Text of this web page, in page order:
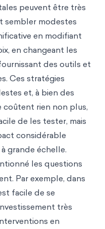
peuvent être très
sembler modestes
en modifiant
en changeant les
des outils et
Ces stratégies
et, à bien des
coûtent rien non plus,
de les tester, mais
considérable
grande échelle.
les questions
Par exemple, dans
facile de se
très
en